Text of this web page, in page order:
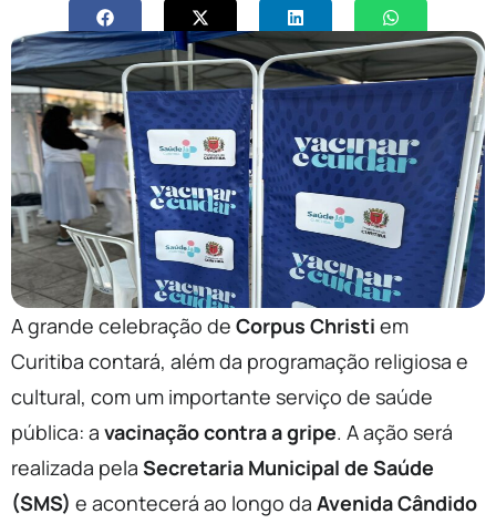
A grande celebração de Corpus Christi em
Curitiba contará, além da programação religiosa e
cultural, com um importante serviço de saúde
pública: a vacinação contra a gripe. A ação será
realizada pela Secretaria Municipal de Saúde
(SMS) e acontecerá ao longo da Avenida Cândido